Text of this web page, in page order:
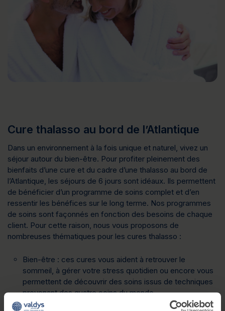
Cure thalasso au bord de l’Atlantique
Dans un environnement à la fois unique et naturel, vivez un
séjour autour du bien-être. Pour profiter pleinement des
bienfaits d’une cure et du cadre d’une thalasso au bord de
l’Atlantique, les séjours de 6 jours sont idéaux. Ils permettent
de bénéficier d’un programme de soins complet et d’en
ressentir les bénéfices sur le long terme. Nos programmes
de soins sont façonnés en fonction des besoins de chaque
client. Pour cette raison, nous vous proposons de
nombreuses thématiques pour les cures thalasso :
Bien-être : ces cures vous aident à retrouver le
sommeil, à gérer votre stress quotidien ou encore vous
permettent de découvrir des soins issus de techniques
provenant des quatre coins du monde
Sport : cette cure permet de redynamiser une perte de